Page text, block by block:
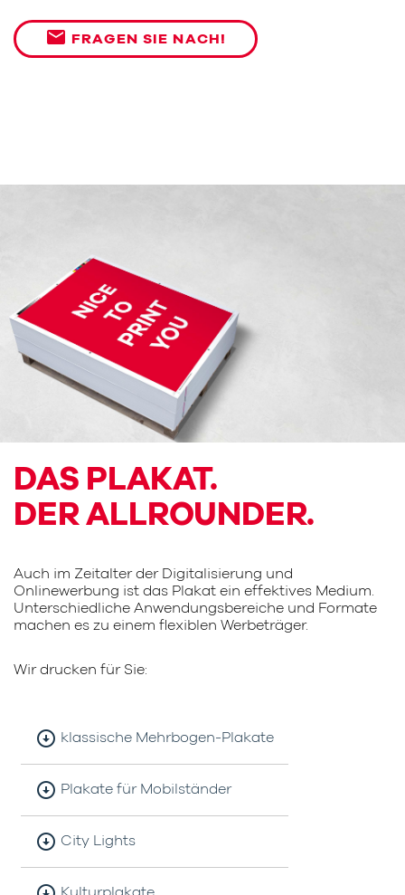
email FRAGEN SIE NACH!
DAS PLAKAT.
DER ALLROUNDER.
Auch im Zeitalter der Digitalisierung und
Onlinewerbung ist das Plakat ein effektives Medium.
Unterschiedliche Anwendungsbereiche und Formate
machen es zu einem flexiblen Werbeträger.
Wir drucken für Sie:
arrow_circle_down klassische Mehrbogen-Plakate
arrow_circle_down Plakate für Mobilständer
arrow_circle_down City Lights